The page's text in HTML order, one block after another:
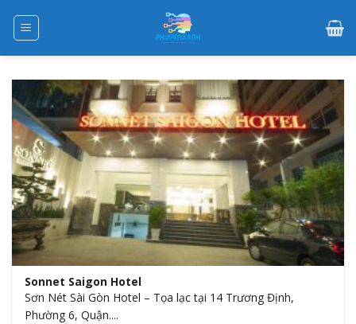
Sonnet Saigon Hotel
Sơn Nét Sài Gòn Hotel – Tọa lạc tại 14 Trương Định,
Phường 6, Quận....